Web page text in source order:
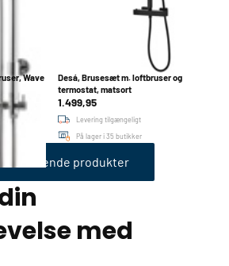
Wave
Desá, Brusesæt m. loftbruser og
termostat, matsort
1.499,95
Levering tilgængeligt
På lager i 35 butikker
resterende produkter
med